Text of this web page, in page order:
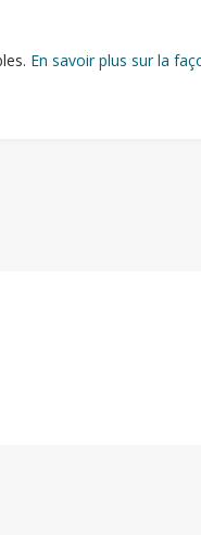
En savoir plus sur la